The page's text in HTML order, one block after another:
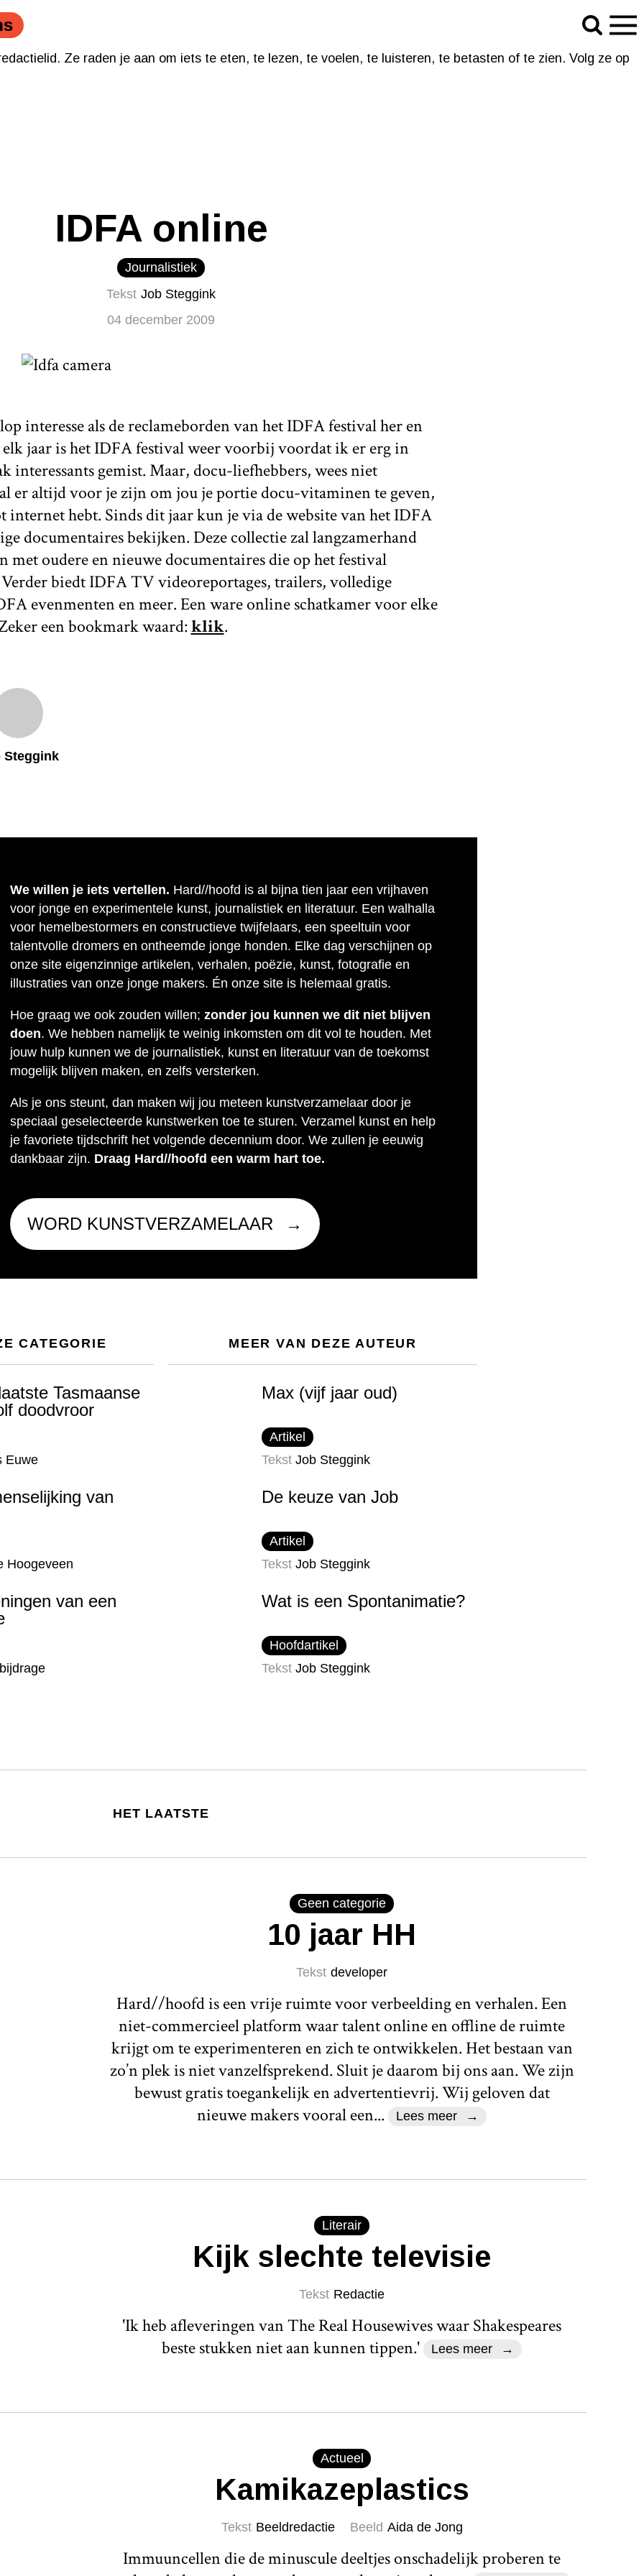
Ze raden je aan om iets te eten, te lezen, te voelen, te luisteren, te betasten of te zien. Volg ze op
IDFA online
Journalistiek
Tekst Job Steggink
04 december 2009
interesse als de reclameborden van het IDFA festival her en
jaar is het IDFA festival weer voorbij voordat ik er erg in
interessants gemist. Maar, docu-liefhebbers, wees niet
er altijd voor je zijn om jou je portie docu-vitaminen te geven,
internet hebt. Sinds dit jaar kun je via de website van het IDFA
documentaires bekijken. Deze collectie zal langzamerhand
met oudere en nieuwe documentaires die op het festival
biedt IDFA TV videoreportages, trailers, volledige
evenmenten en meer. Een ware online schatkamer voor elke
een bookmark waard:klik.
Steggink
We willen je iets vertellen. Hard//hoofd is al bijna tien jaar een vrijhaven
voor jonge en experimentele kunst, journalistiek en literatuur. Een walhalla
voor hemelbestormers en constructieve twijfelaars, een speeltuin voor
talentvolle dromers en ontheemde jonge honden. Elke dag verschijnen op
onze site eigenzinnige artikelen, verhalen, poëzie, kunst, fotografie en
illustraties van onze jonge makers. Én onze site is helemaal gratis.
Hoe graag we ook zouden willen; zonder jou kunnen we dit niet blijven
doen. We hebben namelijk te weinig inkomsten om dit vol te houden. Met
jouw hulp kunnen we de journalistiek, kunst en literatuur van de toekomst
mogelijk blijven maken, en zelfs versterken.
Als je ons steunt, dan maken wij jou meteen kunstverzamelaar door je
speciaal geselecteerde kunstwerken toe te sturen. Verzamel kunst en help
je favoriete tijdschrift het volgende decennium door. We zullen je eeuwig
dankbaar zijn. Draag Hard//hoofd een warm hart toe.
WORD KUNSTVERZAMELAAR
CATEGORIE
Tasmaanse
doodvroor
Euwe
van
Hoogeveen
van een
MEER VAN DEZE AUTEUR
Max (vijf jaar oud)
Artikel
TekstJob Steggink
De keuze van Job
Artikel
TekstJob Steggink
Wat is een Spontanimatie?
Hoofdartikel
TekstJob Steggink
HET LAATSTE
Geen categorie
10 jaar HH
Tekst developer
Hard//hoofd is een vrije ruimte voor verbeelding en verhalen. Een
niet-commercieel platform waar talent online en offline de ruimte
krijgt om te experimenteren en zich te ontwikkelen. Het bestaan van
zo’n plek is niet vanzelfsprekend. Sluit je daarom bij ons aan. We zijn
bewust gratis toegankelijk en advertentievrij. Wij geloven dat
nieuwe makers vooral een...
Lees meer
Literair
Kijk slechte televisie
Tekst Redactie
'Ik heb afleveringen van The Real Housewives waar Shakespeares
beste stukken niet aan kunnen tippen.'
Lees meer
Actueel
Kamikazeplastics
Tekst Beeldredactie Beeld Aida de Jong
Immuuncellen die de minuscule deeltjes onschadelijk proberen te